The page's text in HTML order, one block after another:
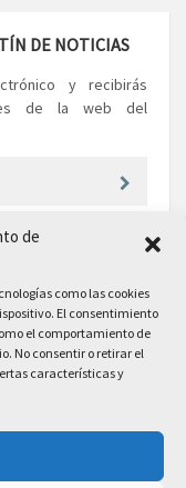
de
como las cookies
El consentimiento
el comportamiento de
No consentir o retirar el
características y
DE NOTICIAS
y recibirás
de la web del